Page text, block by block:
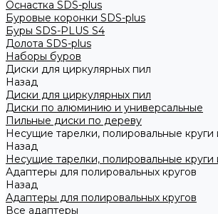
Оснастка SDS-plus
Буровые коронки SDS-plus
Буры SDS-PLUS S4
Долота SDS-plus
Наборы буров
Диски для циркулярных пил
Назад
Диски для циркулярных пил
Диски по алюминию и универсальные
Пильные диски по дереву
Несущие тарелки, полировальные круги
Назад
Несущие тарелки, полировальные круги
Адаптеры для полировальных кругов
Назад
Адаптеры для полировальных кругов
Все адаптеры